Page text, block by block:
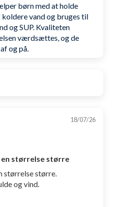
børn med at holde
koldere vand og bruges til
og SUP. Kvaliteten
værdsættes, og de
og på.
18/07/26
størrelse større
størrelse større.
og vind.